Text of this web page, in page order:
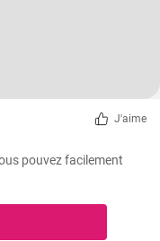
J'aime
pouvez facilement